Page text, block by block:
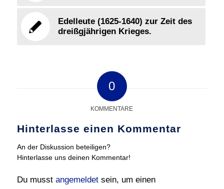
Edelleute (1625-1640) zur Zeit des
dreißgjährigen Krieges.
0
KOMMENTARE
Hinterlasse einen Kommentar
An der Diskussion beteiligen?
Hinterlasse uns deinen Kommentar!
Du musst angemeldetsein, um einen